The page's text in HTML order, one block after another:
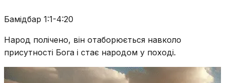
Бамідбар 1:1-4:20
Народ полічено, він отаборюється навколо
присутності Бога і стає народом у поході.